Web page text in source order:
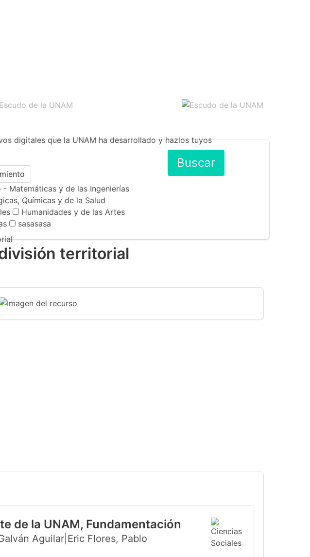
digitales que la UNAM ha desarrollado y hazlos tuyos
- Matemáticas y de las Ingenierías
Químicas y de la Salud
Humanidades y de las Artes
sasasasa
Buscar
territorial
de la UNAM, Fundamentación
Aguilar|Eric Flores, Pablo